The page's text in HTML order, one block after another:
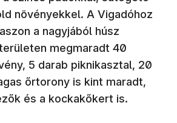
növényekkel. A Vigadóhoz
a nagyjából húsz
megmaradt 40
5 darab piknikasztal, 20
őrtorony is kint maradt,
és a kockakőkert is.